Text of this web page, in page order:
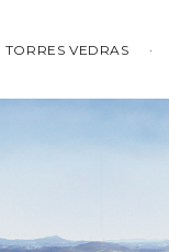
TORRES VEDRAS